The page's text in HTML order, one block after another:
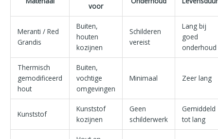
voor
Meranti / Red
Grandis
Buiten,
houten
kozijnen
Schilderen
vereist
Lang bij
goed
onderhoud
Thermisch
gemodificeerd
hout
Buiten,
vochtige
omgevingen
Minimaal Zeer lang
Kunststof
Kunststof
kozijnen
Geen
schilderwerk
Gemiddeld
tot lang